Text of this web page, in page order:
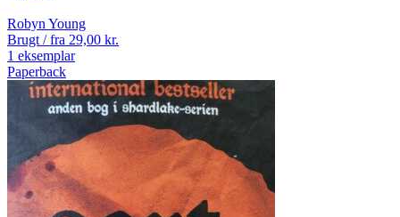
Robyn Young
Brugt / fra 29,00 kr.
1 eksemplar
Paperback